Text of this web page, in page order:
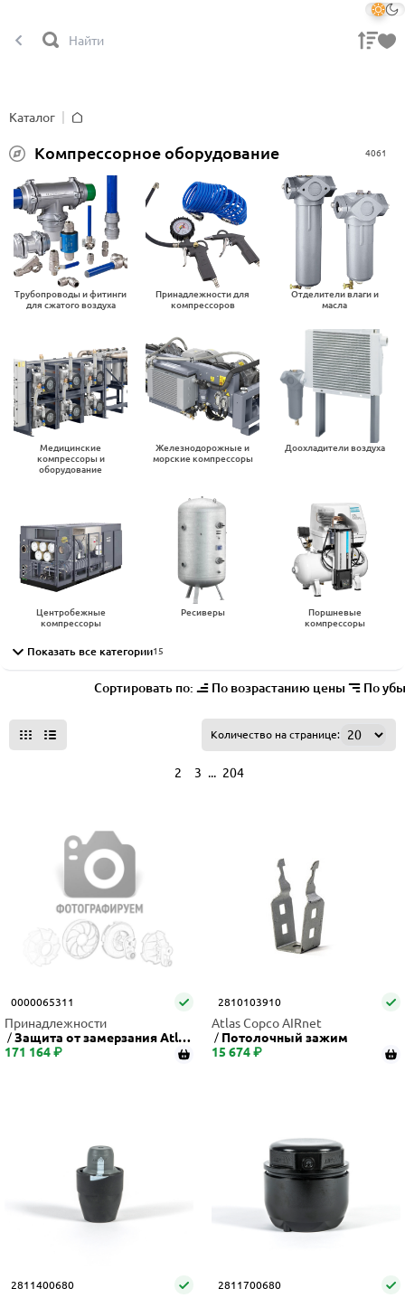
Компрессорное оборудование 4061
Каталог
Трубопроводы и фитинги
для сжатого воздуха
Принадлежности для
компрессоров
Отделители влаги и
масла
Медицинские
компрессоры и
оборудование
Железнодорожные и
морские компрессоры
Доохладители воздуха
Центробежные
компрессоры
Ресиверы
Поршневые
компрессоры
Показать все категории15
Сортировать по: По возрастанию цены По
2 3 ... 204
Количество на странице:
0000065311
Принадлежности
Защита от замерзания Atlas
Copco
171 164 ₽
2810103910
Atlas Copco AIRnet
Потолочный зажим
15 674 ₽
2811400680 2811700680